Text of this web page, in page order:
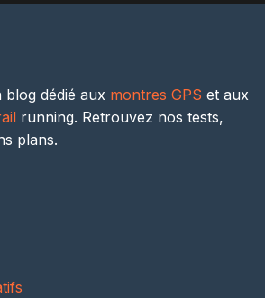
dédié aux montres GPS et aux
running. Retrouvez nos tests,
plans.